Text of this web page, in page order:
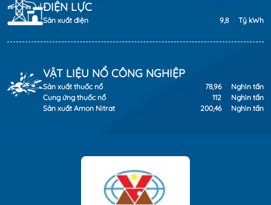
ĐIỆN LỰC
Sản xuất điện 9,8 Tỷ kWh
VẬT LIỆU NỔ CÔNG NGHIỆP
Sản xuất thuốc nổ 78,96
Nghìn tấn
Cung ứng thuốc nổ
112
Nghìn tấn
Sản xuất Amon Nitrat
200,46 Nghìn tấn